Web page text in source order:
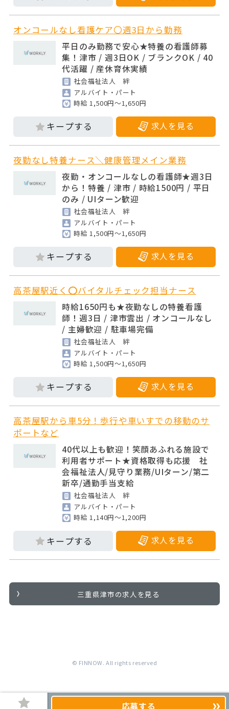
オンコールなし看護ケア〇週3日から勤務
平日のみ勤務で安心★特養の看護師募
集！津市 / 週3日OK / ブランクOK / 40
代活躍 / 産休育休実績
社会福祉法人 絆
アルバイト・パート
時給 1,500円～1,650円
求人を見る
夜勤なし特養ナース＼健康管理メイン業務
夜勤・オンコールなしの看護師★週3日
から！特養 / 津市 / 時給1500円 / 平日
のみ / UIターン歓迎
社会福祉法人 絆
アルバイト・パート
時給 1,500円～1,650円
求人を見る
高茶屋駅近く⭕バイタルチェック担当ナース
時給1650円も★夜勤なしの特養看護
師！週3日 / 津市雲出 / オンコールなし
/ 主婦歓迎 / 駐車場完備
社会福祉法人 絆
アルバイト・パート
時給 1,500円～1,650円
求人を見る
高茶屋駅から車5分！歩行や車いすでの移動のサ
ポートなど
40代以上も歓迎！笑顔あふれる施設で
利用者サポート★資格取得も応援 社
会福祉法人/見守り業務/UIターン/第二
新卒/通勤手当支給
社会福祉法人 絆
アルバイト・パート
時給 1,140円～1,200円
求人を見る
三重県津市の求人を見る
応募する
© FINNOW. All rights reserved